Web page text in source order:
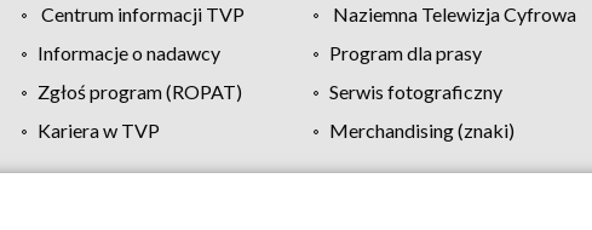
Centrum informacji TVP Naziemna Telewizja Cyfrowa
Informacje o nadawcy
Program dla prasy
Zgłoś program (ROPAT)
Serwis fotograficzny
Kariera w TVP
Merchandising (znaki)